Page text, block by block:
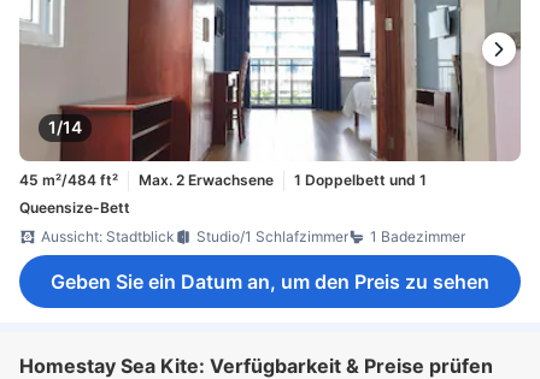
1/14
45 m²/484 ft² Max. 2 Erwachsene
1 Doppelbett und 1
Queensize-Bett
Aussicht: Stadtblick
Studio/1 Schlafzimmer 1 Badezimmer
Geben Sie ein Datum an, um den Preis zu sehen
Homestay Sea Kite: Verfügbarkeit & Preise prüfen